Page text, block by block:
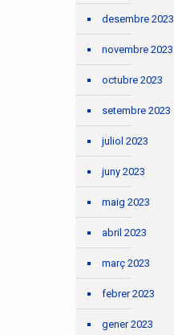
desembre 2023
novembre 2023
octubre 2023
setembre 2023
juliol 2023
juny 2023
maig 2023
abril 2023
març 2023
febrer 2023
gener 2023